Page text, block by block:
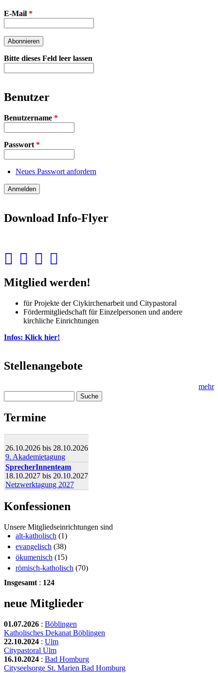
E-Mail *
Bitte dieses Feld leer lassen
Benutzer
Benutzername *
Passwort *
Neues Passwort anfordern
Download Info-Flyer
Mitglied werden!
für Projekte der Ciykirchenarbeit und Citypastoral
Fördermitgliedschaft für Einzelpersonen und andere
kirchliche Einrichtungen
Infos: Klick hier!
Stellenangebote
mehr
Termine
26.10.2026 bis 28.10.2026
9. Akademietagung
SprecherInnenteam
18.10.2027 bis 20.10.2027
Netzwerktagung 2027
Konfessionen
Unsere Mitgliedseinrichtungen sind
alt-katholisch (1)
evangelisch (38)
ökumenisch (15)
römisch-katholisch (70)
Insgesamt : 124
neue Mitglieder
01.07.2026 : Böblingen
Katholisches Dekanat Böblingen
22.10.2024 : Ulm
Citypastoral Ulm
16.10.2024 : Bad Homburg
Cityseelsorge St. Marien Bad Homburg